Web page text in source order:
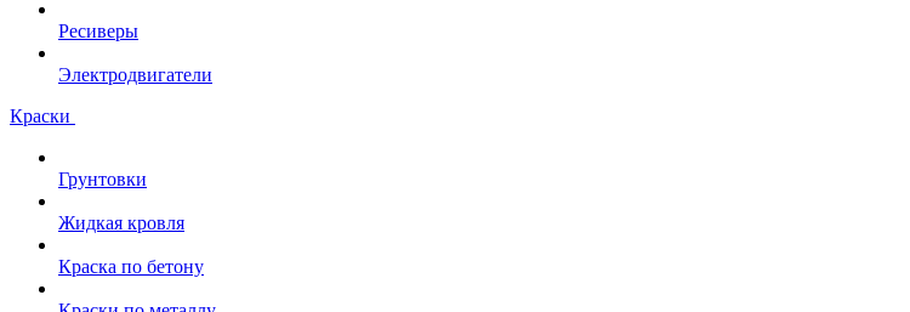
Ресиверы
Электродвигатели
Краски
Грунтовки
Жидкая кровля
Краска по бетону